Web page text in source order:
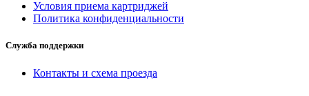
Условия приема картриджей
Политика конфиденциальности
Служба поддержки
Контакты и схема проезда